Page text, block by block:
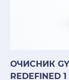
ОЧИСНИК
REDEFINED